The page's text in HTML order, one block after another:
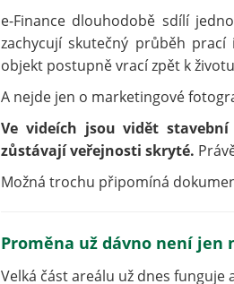
e-Finance dlouhodobě sdílí
zachycují skutečný průběh
objekt postupně vrací zpět k
A nejde jen o marketingové
Ve videích jsou vidět
zůstávají veřejnosti skryté.
Možná trochu připomíná
Proměna už dávno není jen
Velká část areálu už dnes funguje